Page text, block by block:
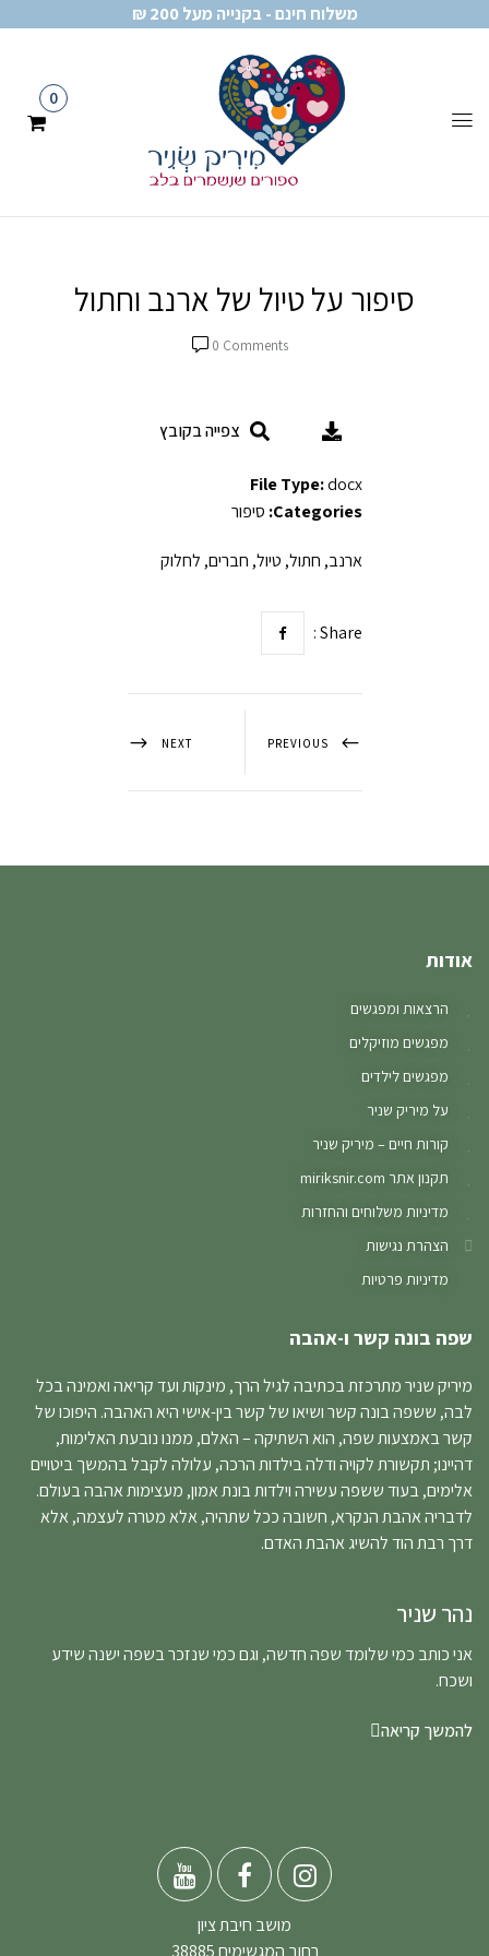
משלוח חינם - בקנייה מעל 200 ₪
0
סיפור על טיול של ארנב וחתול
0 Comments
ארנב, חתול, טיול, חברים, לחלוק
צפייה בקובץ
File Type:docx
Categories: סיפור
Share :
PREVIOUS
NEXT
אודות
הרצאות ומפגשים
מפגשים מוזיקלים
מפגשים לילדים
על מיריק שניר
קורות חיים – מיריק שניר
תקנון אתר miriksnir.com
מדיניות משלוחים והחזרות
הצהרת נגישות
מדיניות פרטיות
שפה בונה קשר ו-אהבה
מיריק שניר מתרכזת בכתיבה לגיל הרך, מינקות ועד קריאה ואמינה בכל
לבה, ששפה בונה קשר ושיאו של קשר בין-אישי היא האהבה. היפוכו של
קשר באמצעות שפה, הוא השתיקה – האלם, ממנו נובעת האלימות,
דהיינו; תקשורת לקויה ודלה בילדות הרכה, עלולה לקבל בהמשך ביטויים
אלימים, בעוד ששפה עשירה וילדות בונת אמון, מעצימות אהבה בעולם.
לדבריה אהבת הנקרא, חשובה ככל שתהיה, אלא מטרה לעצמה, אלא
דרך רבת הוד להשיג אהבת האדם.
נהר שניר
אני כותב כמי שלומד שפה חדשה, וגם כמי שנזכר בשפה ישנה שידע
ושכח.
להמשך קריאה
מושב חיבת ציון
רחוב המגשימים 38885